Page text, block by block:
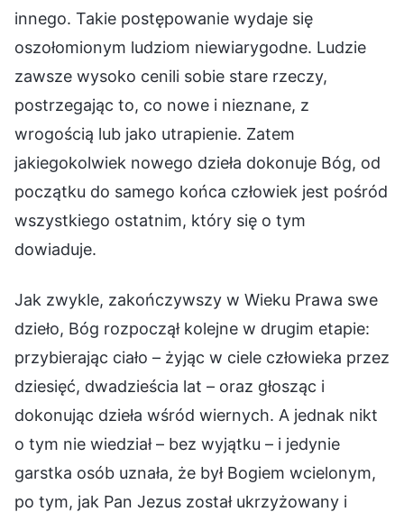
innego. Takie postępowanie wydaje się
oszołomionym ludziom niewiarygodne. Ludzie
zawsze wysoko cenili sobie stare rzeczy,
postrzegając to, co nowe i nieznane, z
wrogością lub jako utrapienie. Zatem
jakiegokolwiek nowego dzieła dokonuje Bóg, od
początku do samego końca człowiek jest pośród
wszystkiego ostatnim, który się o tym
dowiaduje.
Jak zwykle, zakończywszy w Wieku Prawa swe
dzieło, Bóg rozpoczął kolejne w drugim etapie:
przybierając ciało – żyjąc w ciele człowieka przez
dziesięć, dwadzieścia lat – oraz głosząc i
dokonując dzieła wśród wiernych. A jednak nikt
o tym nie wiedział – bez wyjątku – i jedynie
garstka osób uznała, że był Bogiem wcielonym,
po tym, jak Pan Jezus został ukrzyżowany i